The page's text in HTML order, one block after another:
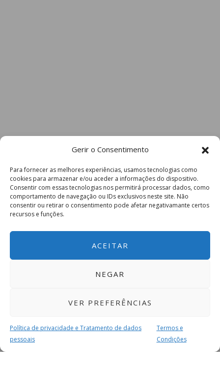
Gerir o Consentimento
Para fornecer as melhores experiências, usamos tecnologias como
cookies para armazenar e/ou aceder a informações do dispositivo.
Consentir com essas tecnologias nos permitirá processar dados, como
comportamento de navegação ou IDs exclusivos neste site. Não
consentir ou retirar o consentimento pode afetar negativamante certos
recursos e funções.
ACEITAR
NEGAR
VER PREFERÊNCIAS
Política de privacidade e Tratamento de dados
pessoais
Termos e
Condições